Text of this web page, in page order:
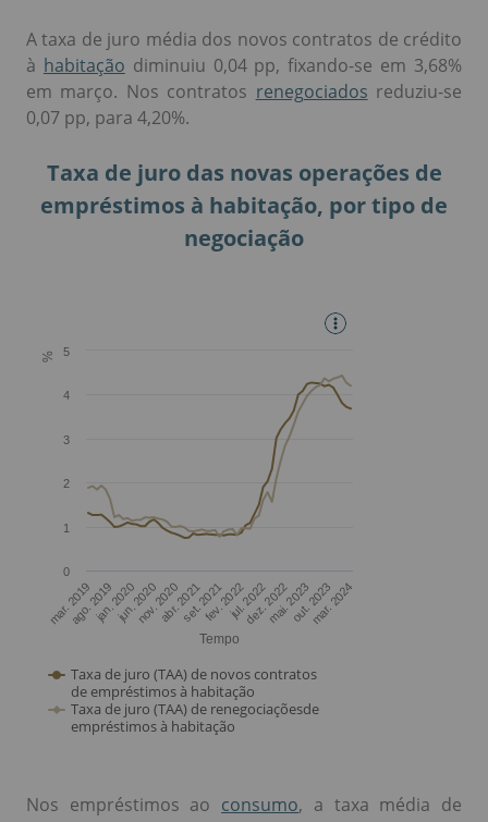
A taxa de juro média dos novos contratos de crédito
à habitação diminuiu 0,04 pp, fixando-se em 3,68%
em março. Nos contratos renegociados reduziu-se
0,07 pp, para 4,20%.
Taxa de juro das novas operações de
empréstimos à habitação, por tipo de
negociação
Nos empréstimos ao consumo, a taxa média de